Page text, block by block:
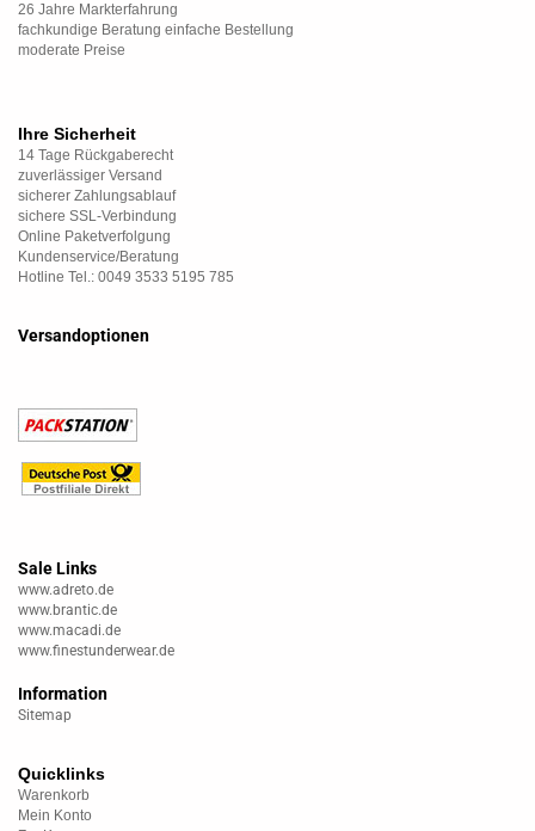
26 Jahre Markterfahrung
fachkundige Beratung einfache Bestellung
moderate Preise
Ihre Sicherheit
14 Tage Rückgaberecht
zuverlässiger Versand
sicherer Zahlungsablauf
sichere SSL-Verbindung
Online Paketverfolgung
Kundenservice/Beratung
Hotline Tel.: 0049 3533 5195 785
Versandoptionen
Sale Links
www.adreto.de
www.brantic.de
www.macadi.de
www.finestunderwear.de
Information
Sitemap
Quicklinks
Warenkorb
Mein Konto